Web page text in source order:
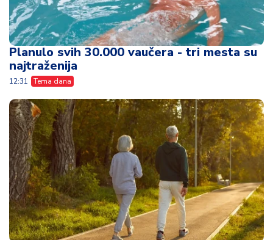
Planulo svih 30.000 vaučera - tri mesta su
najtraženija
12:31 Tema dana